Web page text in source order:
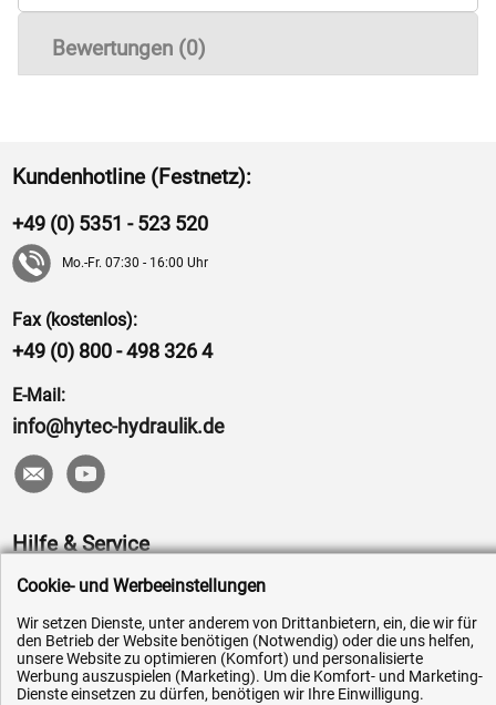
Bewertungen (0)
Kundenhotline (Festnetz):
+49 (0) 5351 - 523 520
Mo.-Fr. 07:30 - 16:00 Uhr
Fax (kostenlos):
+49 (0) 800 - 498 326 4
E-Mail:
info@hytec-hydraulik.de
Hilfe & Service
Versandkosten
Zahlungsarten
Service
AGB / Widerrufsrecht
Cookie- und Werbeeinstellungen
Wir setzen Dienste, unter anderem von Drittanbietern, ein, die wir für
den Betrieb der Website benötigen (Notwendig) oder die uns helfen,
unsere Website zu optimieren (Komfort) und personalisierte
Werbung auszuspielen (Marketing). Um die Komfort- und Marketing-
Dienste einsetzen zu dürfen, benötigen wir Ihre Einwilligung.